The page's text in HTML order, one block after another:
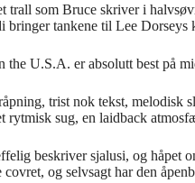
som Bruce skriver i
bringer tankene til Lee
the U.S.A. er absolutt best på
trist nok tekst, melodisk
sug, en laidback
beskriver sjalusi, og håpet
og selvsagt har den